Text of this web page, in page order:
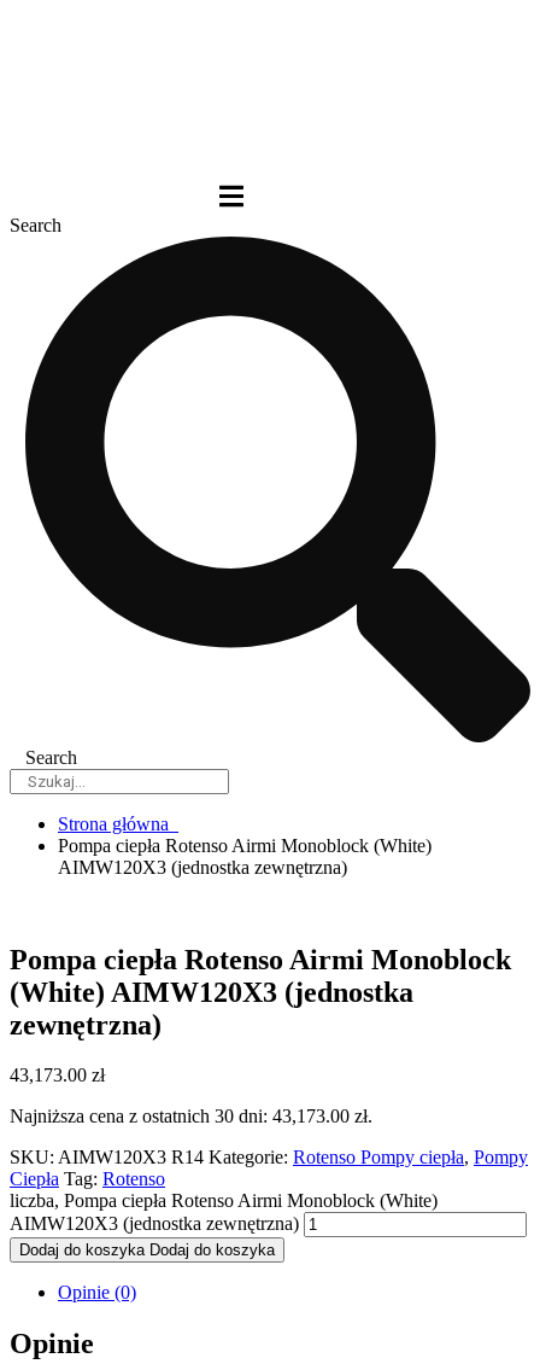
Search
Search
Strona główna
Pompa ciepła Rotenso Airmi Monoblock (White)
AIMW120X3 (jednostka zewnętrzna)
Pompa ciepła Rotenso Airmi Monoblock
(White) AIMW120X3 (jednostka
zewnętrzna)
43,173.00 zł
Najniższa cena z ostatnich 30 dni: 43,173.00 zł.
SKU: AIMW120X3 R14 Kategorie: Rotenso Pompy ciepła, Pompy
Ciepła Tag: Rotenso
liczba, Pompa ciepła Rotenso Airmi Monoblock (White)
AIMW120X3 (jednostka zewnętrzna)
Dodaj do koszyka Dodaj do koszyka
Opinie (0)
Opinie